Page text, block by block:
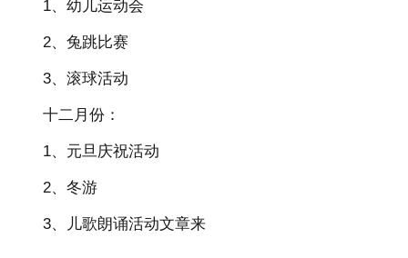
1、幼儿运动会
2、兔跳比赛
3、滚球活动
十二月份：
1、元旦庆祝活动
2、冬游
3、儿歌朗诵活动文章来